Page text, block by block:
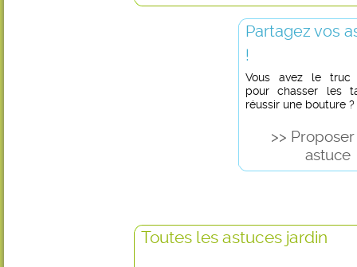
Partagez vos
!
Vous avez le truc
pour chasser les
réussir une bouture ?
>>
astuce
Toutes les astuces jardin